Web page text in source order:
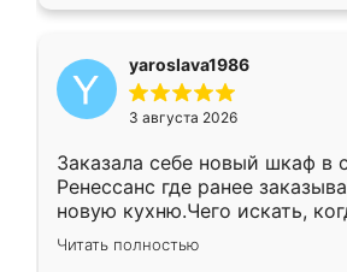
yaroslava1986
3 августа 2026
Заказала себе новый шкаф в
Ренессанс где ранее
новую кухню.Чего искать,
вполне довольна. Служит
два года, нареканий нет.
Читать полностью